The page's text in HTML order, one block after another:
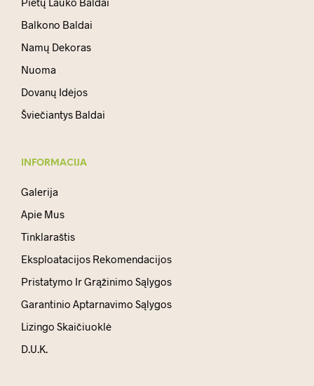
Balkono Baldai
Namų Dekoras
Nuoma
Dovanų Idėjos
Šviečiantys Baldai
INFORMACIJA
Galerija
Apie Mus
Tinklaraštis
Eksploatacijos Rekomendacijos
Pristatymo Ir Grąžinimo Sąlygos
Garantinio Aptarnavimo Sąlygos
Lizingo Skaičiuoklė
D.U.K.